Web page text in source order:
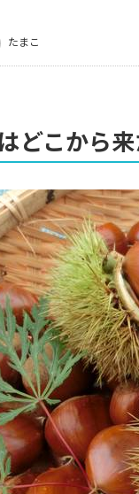
たまこ
どこから来